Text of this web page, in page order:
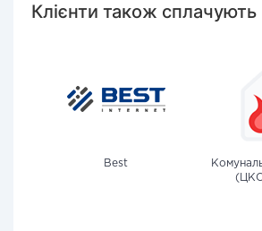
Клієнти також сплачують
Best